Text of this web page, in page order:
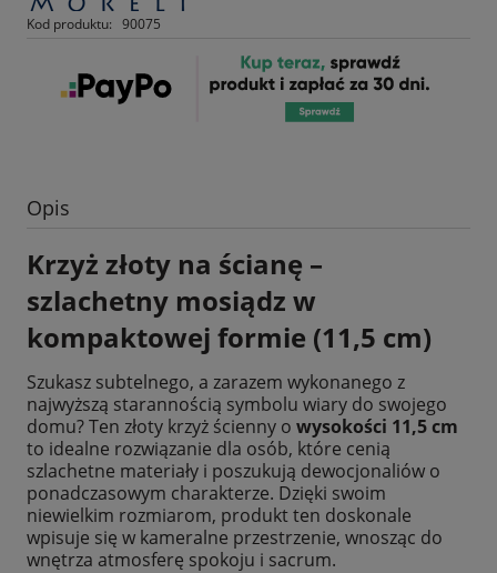
Kod produktu: 90075
Opis
Krzyż złoty na ścianę –
szlachetny mosiądz w
kompaktowej formie (11,5 cm)
Szukasz subtelnego, a zarazem wykonanego z
najwyższą starannością symbolu wiary do swojego
domu? Ten złoty krzyż ścienny o wysokości 11,5 cm
to idealne rozwiązanie dla osób, które cenią
szlachetne materiały i poszukują dewocjonaliów o
ponadczasowym charakterze. Dzięki swoim
niewielkim rozmiarom, produkt ten doskonale
wpisuje się w kameralne przestrzenie, wnosząc do
wnętrza atmosferę spokoju i sacrum.